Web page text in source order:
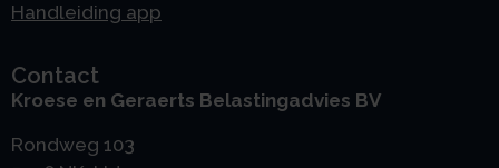
Handleiding app
Contact
Kroese en Geraerts Belastingadvies BV
Rondweg 103